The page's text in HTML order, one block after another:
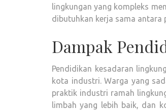
lingkungan yang kompleks
dibutuhkan kerja sama antara
Dampak
Pendidikan kesadaran
kota industri. Warga yang
praktik industri ramah
limbah yang lebih baik, dan